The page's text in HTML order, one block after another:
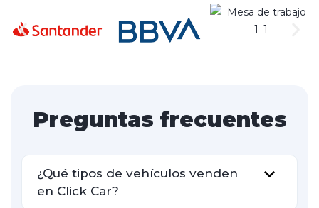
Preguntas frecuentes
¿Qué tipos de vehículos venden
en Click Car?